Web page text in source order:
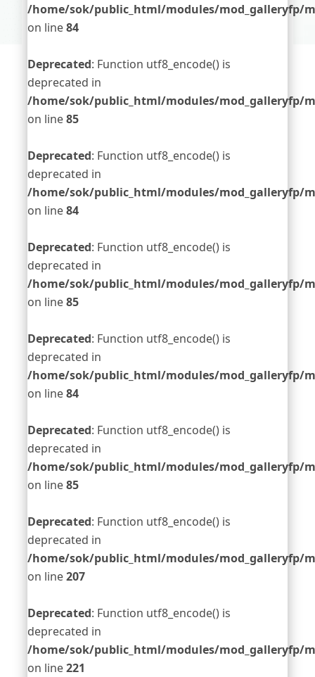
/home/sok/public_html/modules/mod_galleryfp/
on line84
Deprecated: Function utf8_encode() is
deprecated in
/home/sok/public_html/modules/mod_galleryfp/
on line85
Deprecated: Function utf8_encode() is
deprecated in
/home/sok/public_html/modules/mod_galleryfp/
on line84
Deprecated: Function utf8_encode() is
deprecated in
/home/sok/public_html/modules/mod_galleryfp/
on line85
Deprecated: Function utf8_encode() is
deprecated in
/home/sok/public_html/modules/mod_galleryfp/
on line84
Deprecated: Function utf8_encode() is
deprecated in
/home/sok/public_html/modules/mod_galleryfp/
on line85
Deprecated: Function utf8_encode() is
deprecated in
/home/sok/public_html/modules/mod_galleryfp/
on line207
Deprecated: Function utf8_encode() is
deprecated in
/home/sok/public_html/modules/mod_galleryfp/
on line221